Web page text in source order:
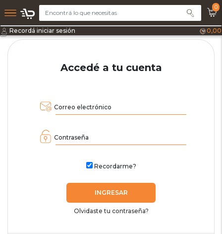
0
Recordá iniciar sesión 0,00
Accedé a tu cuenta
Correo electrónico
Contraseña
Recordarme?
INGRESAR
Olvidaste tu contraseña?